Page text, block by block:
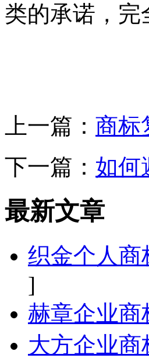
类的承诺，
上一篇： 商标
下一篇： 如何
最新文章
织金个人商
]
赫章企业商
大方企业